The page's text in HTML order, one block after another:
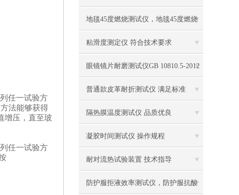
任一试验方
法能够获得
增压，直至玻
任一试验方
电热恒温油浴锅
多管漩涡混匀仪
干燥箱 自然对流
高温鼓风干燥箱
恒温金属浴
恒温振荡器
精密鼓风干燥箱
精密恒温水槽
地毯45度燃烧测试仪，地毯45度燃烧
测试仪 GB/T14768-2015 现货供应
粘滑度测定仪 符合技术要求
眼镜镜片耐磨测试仪GB 10810.5-2012
专业生产
普通款皮革耐折测试仪 满足标准
隔热膜温度测试仪 品质优良
凝胶时间测试仪 操作规程
耐对流热试验装置 技术指导
防护服拒液效率测试仪，防护服抗酸